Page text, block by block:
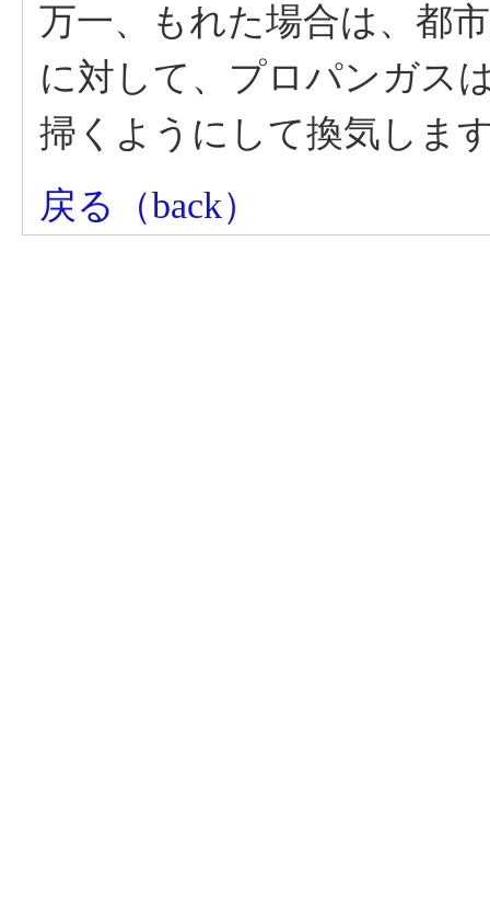
万一、もれた場合は、都
に対して、プロパンガス
掃くようにして換気しま
戻る（back）